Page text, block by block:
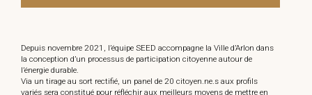
Depuis novembre 2021, l’équipe SEED accompagne la Ville d’Arlon dans
la conception d’un processus de participation citoyenne autour de
l’énergie durable.
Via un tirage au sort rectifié, un panel de 20 citoyen.ne.s aux profils
variés sera constitué pour réfléchir aux meilleurs moyens de mettre en